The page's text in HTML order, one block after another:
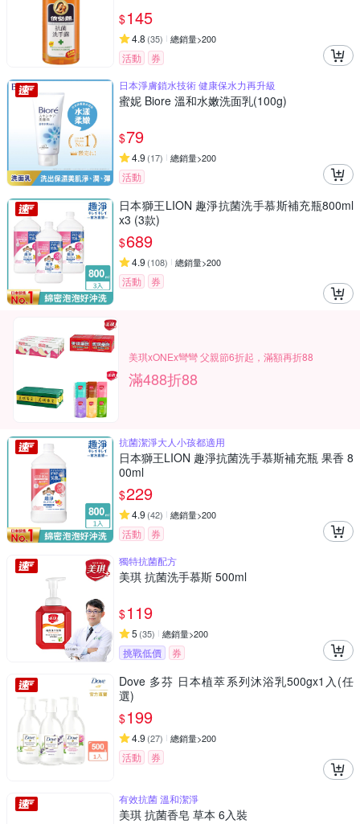
$145
4.8 (35) 總銷量>200
活動
券
日本淨膚鎖水技術 健康保水力再升級
蜜妮 Biore 溫和水嫩洗面乳(100g)
$79
4.9 (17) 總銷量>200
活動
日本獅王LION 趣淨抗菌洗手慕斯補充瓶800ml
x3 (3款)
$689
4.9 (108) 總銷量>200
活動 券
美琪xONEx彎彎 父親節6折起，滿額再折88
滿488折88
抗菌潔淨大人小孩都適用
日本獅王LION 趣淨抗菌洗手慕斯補充瓶 果香 8
00ml
$229
4.9 (42) 總銷量>200
活動
券
獨特抗菌配方
美琪 抗菌洗手慕斯 500ml
$119
5 (35) 總銷量>200
挑戰低價 券
Dove 多芬 日本植萃系列沐浴乳500gx1入(任
選)
$199
4.9 (27) 總銷量>200
活動 券
有效抗菌 溫和潔淨
美琪 抗菌香皂 草本 6入裝